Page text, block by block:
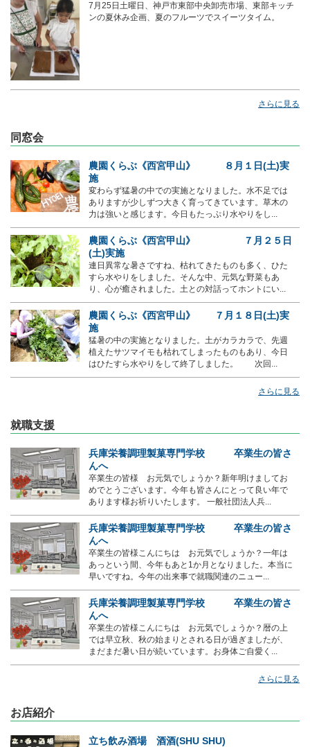
7月25日土曜日、神戸市東部中央卸売市場、東部キッチ
ンの夏休み企画、夏のフルーツでスイーツタイム。
さらに見る
同窓会
農園くらぶ《西宮甲山》 ８月１日(土)実
施
変わらず猛暑の中での実施となりました。水不足では
ありますが少しずつ大きく育ってきています。草木の
力は強いと感じます。今日もたっぷり水やりをし...
農園くらぶ《西宮甲山》 ７月２５日
(土)実施
連日異常な暑さですね、枯れてきたものも多く、ひた
すら水やりをしました。そんな中、元気な野菜もあ
り、心が癒されました。土との対話ってホントにい...
農園くらぶ《西宮甲山》 ７月１８日(土)実
施
猛暑の中の実施となりました。土がカラカラで、先週
植えたサツマイモも枯れてしまったものもあり、今日
はひたすら水やりをして終了しました。 次回...
さらに見る
就職支援
兵庫栄養調理製菓専門学校 卒業生の皆さ
んへ
卒業生の皆様 お元気でしょうか？新年明けましてお
めでとうございます。今年も皆さんにとって良い年で
あります様お祈りいたします。 一般社団法人兵...
兵庫栄養調理製菓専門学校 卒業生の皆さ
んへ
卒業生の皆様こんにちは お元気でしょうか？一年は
あっという間、今年もあと1か月となりました。本当に
早いですね。今年の出来事で就職関連のニュー...
兵庫栄養調理製菓専門学校 卒業生の皆さ
んへ
卒業生の皆様こんにちは お元気でしょうか？暦の上
では早立秋、秋の始まりとされる日が過ぎましたが、
まだまだ暑い日が続いています。お身体ご自愛く...
さらに見る
お店紹介
立ち飲み酒場 酒酒(SHU SHU)